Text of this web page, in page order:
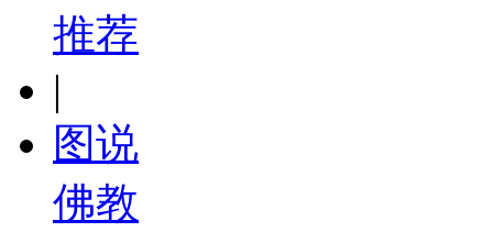
推荐
|
图说
佛教